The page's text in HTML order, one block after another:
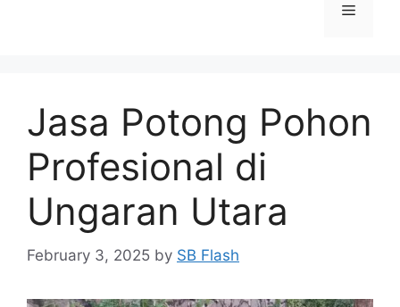
Menu
Jasa Potong Pohon
Profesional di
Ungaran Utara
February 3, 2025 by SB Flash